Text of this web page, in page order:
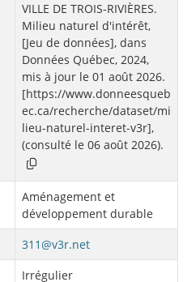
VILLE DE TROIS-RIVIÈRES.
Milieu naturel d'intérêt,
[Jeu de données], dans
Données Québec, 2024,
mis à jour le 01 août 2026.
[https://www.donneesqueb
ec.ca/recherche/dataset/mi
lieu-naturel-interet-v3r],
(consulté le 06 août 2026).
Aménagement et
développement durable
311@v3r.net
Irrégulier